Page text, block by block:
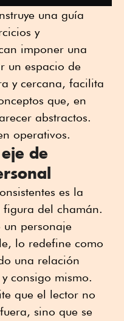
una guía
y
imponer una
un espacio de
y cercana, facilita
que, en
abstractos.
operativos.
de
es la
del chamán.
un personaje
lo redefine como
una relación
consigo mismo.
que el lector no
sino que se